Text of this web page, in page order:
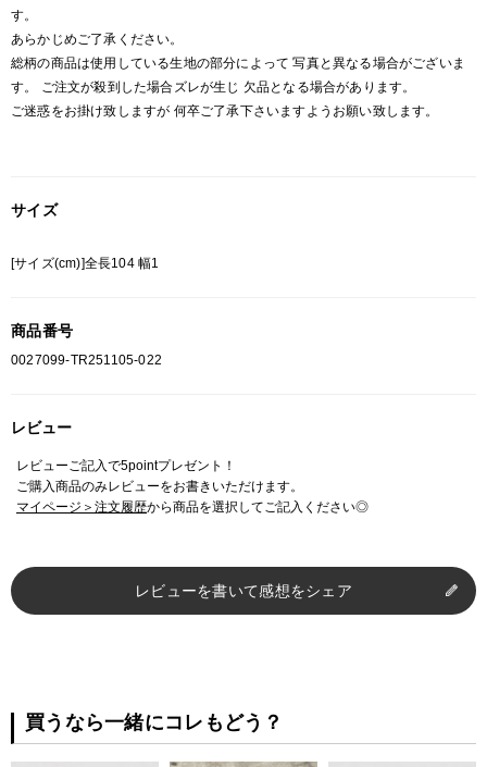
す。
あらかじめご了承ください。
総柄の商品は使用している生地の部分によって 写真と異なる場合がございま
す。 ご注文が殺到した場合ズレが生じ 欠品となる場合があります。
ご迷惑をお掛け致しますが 何卒ご了承下さいますようお願い致します。
サイズ
[サイズ(cm)]全長104 幅1
商品番号
0027099-TR251105-022
レビュー
レビューご記入で5pointプレゼント！
ご購入商品のみレビューをお書きいただけます。
マイページ＞注文履歴から商品を選択してご記入ください◎
レビューを書いて感想をシェア
買うなら一緒にコレもどう？